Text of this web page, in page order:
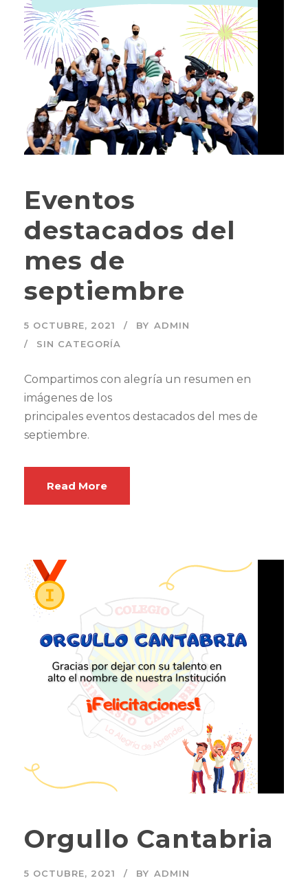
Eventos
destacados del
mes de
septiembre
5 OCTUBRE, 2021 BY ADMIN
SIN CATEGORÍA
Compartimos con alegría un resumen en
imágenes de los
principales eventos destacados del mes de
septiembre.
Read More
Orgullo Cantabria
5 OCTUBRE, 2021 BY ADMIN